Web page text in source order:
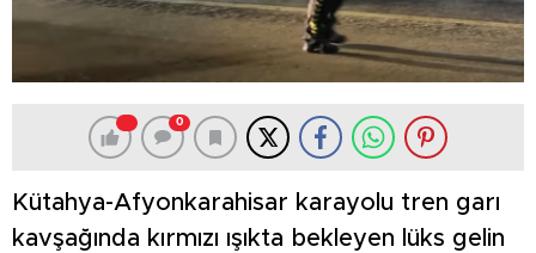
0
Kütahya-Afyonkarahisar karayolu tren garı
kavşağında kırmızı ışıkta bekleyen lüks gelin